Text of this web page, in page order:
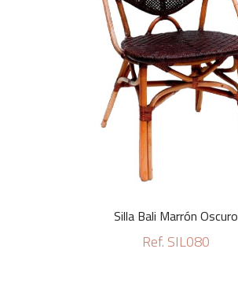
Silla Bali Marrón Oscuro
Ref. SIL080